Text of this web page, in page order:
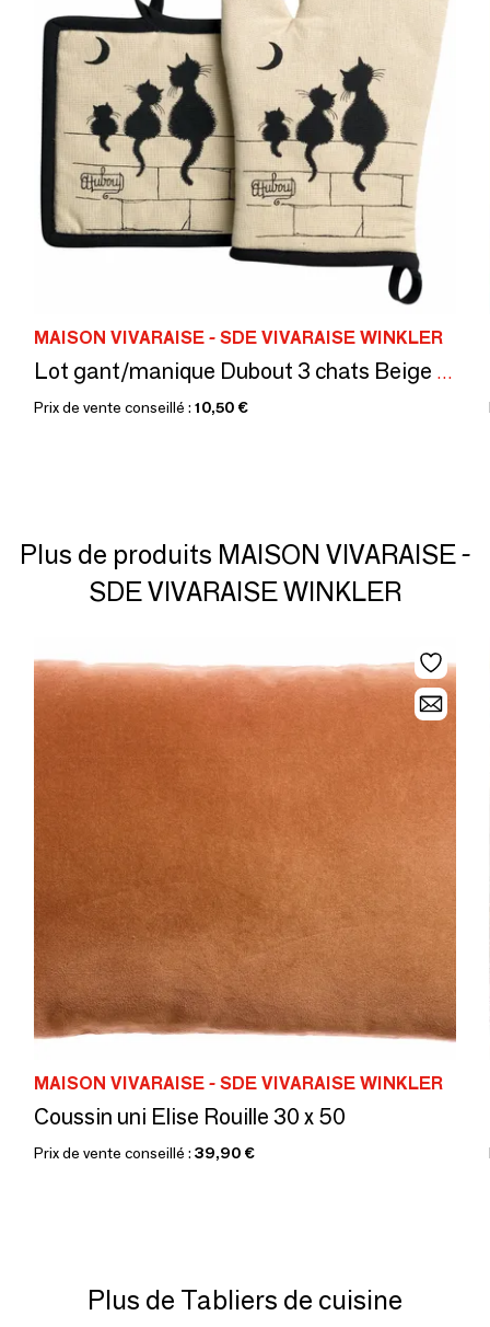
MAISON VIVARAISE - SDE VIVARAISE WINKLER
Lot gant/manique Dubout 3 chats Beige 18 x 28
Prix de vente conseillé : 10,50 €
Plus de produits MAISON VIVARAISE -
SDE VIVARAISE WINKLER
MAISON VIVARAISE - SDE VIVARAISE WINKLER
Coussin uni Elise Rouille 30 x 50
Prix de vente conseillé : 39,90 €
Plus de Tabliers de cuisine